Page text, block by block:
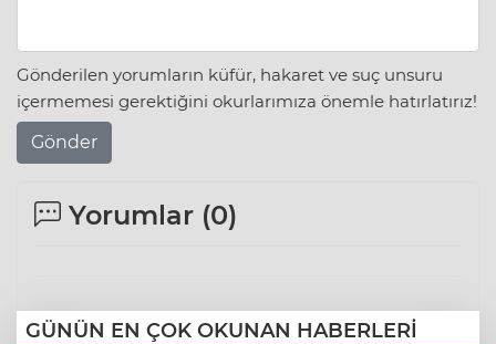
Gönderilen yorumların küfür, hakaret ve suç unsuru
içermemesi gerektiğini okurlarımıza önemle hatırlatırız!
Gönder
Yorumlar (0)
GÜNÜN EN ÇOK OKUNAN HABERLERİ